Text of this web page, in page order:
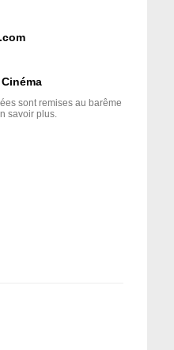
sont remises au barême
savoir plus.